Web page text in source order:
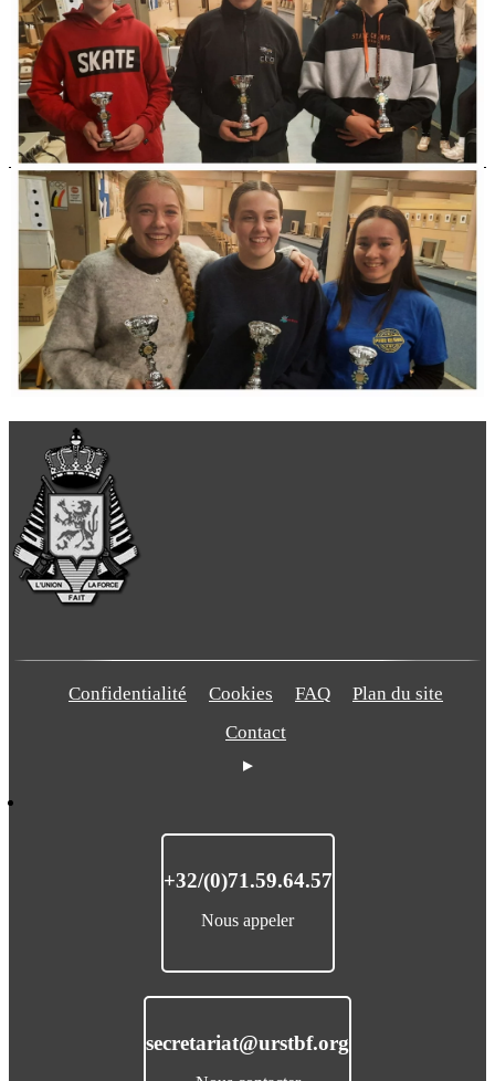
Confidentialité Cookies FAQ
Plan du site
Contact
+32/(0)71.59.64.57
Nous appeler
secretariat@urstbf.org